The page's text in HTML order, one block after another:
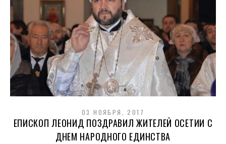
03 НОЯБРЯ, 2017
ЕПИСКОП ЛЕОНИД ПОЗДРАВИЛ ЖИТЕЛЕЙ ОСЕТИИ С
ДНЕМ НАРОДНОГО ЕДИНСТВА